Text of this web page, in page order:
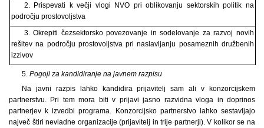
2. Prispevati k večji vlogi NVO pri oblikovanju sektorskih politik na
področju prostovoljstva
3. Okrepiti čezsektorsko povezovanje in sodelovanje za razvoj novih
rešitev na področju prostovoljstva pri naslavljanju posameznih družbenih
izzivov
5. Pogoji za kandidiranje na javnem razpisu
Na javni razpis lahko kandidira prijavitelj sam ali v konzorcijskem
partnerstvu. Pri tem mora biti v prijavi jasno razvidna vloga in doprinos
partnerjev k izvedbi programa. Konzorcijsko partnerstvo lahko sestavljajo
največ štiri nevladne organizacije (prijavitelj in trije partnerji). V kolikor se na